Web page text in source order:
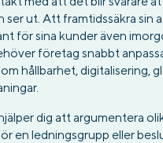
ser ut. Att framtidssäkra sin
för sina kunder även
företag snabbt
hållbarhet, digitalisering,
dig att argumentera
en ledningsgrupp eller